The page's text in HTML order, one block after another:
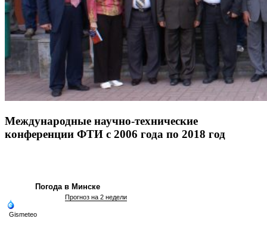
Международные научно-технические
конференции ФТИ с 2006 года по 2018 год
Погода в Минске
Gismeteo
Прогноз на 2 недели